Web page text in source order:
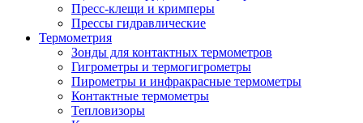
Пресс-клещи и кримперы
Прессы гидравлические
Термометрия
Зонды для контактных термометров
Гигрометры и термогигрометры
Пирометры и инфракрасные термометры
Контактные термометры
Тепловизоры